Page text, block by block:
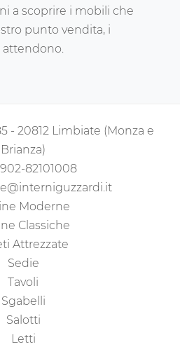
a scoprire i mobili che
punto vendita, i
- 20812 Limbiate (Monza e
Brianza)
82101008
Moderne
Classiche
Attrezzate
Sedie
Tavoli
Sgabelli
Salotti
Letti